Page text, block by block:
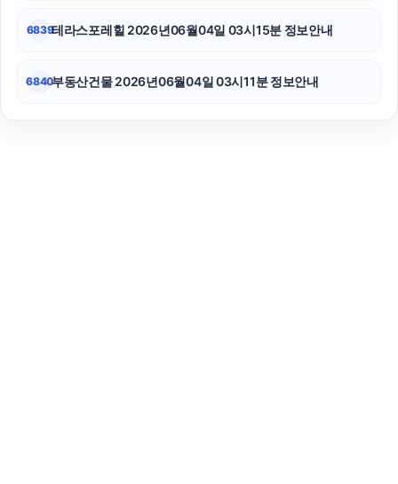
6839테라스포레힐 2026년06월04일 03시15분 정보안내
6840부동산건물 2026년06월04일 03시11분 정보안내